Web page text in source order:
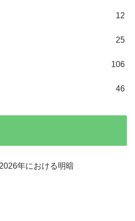
12
25
106
46
年における明暗